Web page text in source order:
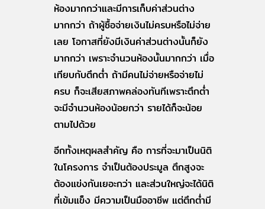
ห้องมากกว่าและมีการเก็บค่าส่วนต่าง
มากกว่า ถ้าผู้ซื้อจ่ายเงินไม่ครบหรือไม่จ่าย
เลย โอกาสที่ยังมีเงินค่าส่วนต่างนั้นก็ยัง
มากกว่า เพราะจำนวนห้องนั้นมากกว่า เมื่อ
เทียบกับตึกต่ำ ถ้ามีคนไม่จ่ายหรือจ่ายไม่
ครบ ก็จะเสียสภาพคล่องทันทีเพราะตึกต่ำ
จะมีจำนวนห้องน้อยกว่า รายได้ก็จะน้อย
ตามไปด้วย
อีกทั้งเหตุผลสำคัญ คือ การที่จะมาเป็นนิติ
ในโครงการ จำเป็นต้องประมูล ตึกสูงจะ
ต้องแข่งกันเยอะกว่า และส่วนใหญ่จะได้นิติ
ที่เข้มแข็ง มีความเป็นมืออาชีพ แต่ตึกต่ำมี